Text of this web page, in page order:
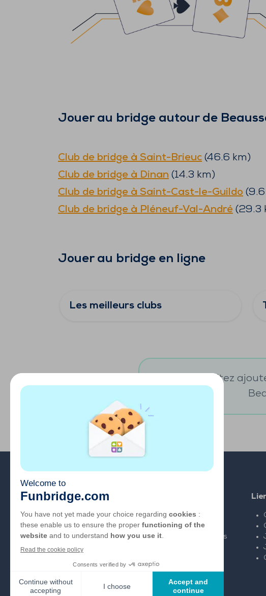
Jouer au bridge autour de
Club de bridge à Saint-Brieuc (46.6 km)
Club de bridge à Dinan (14.3 km)
Club de bridge à Saint-Cast-le-Guildo (9.6
Club de bridge à Pléneuf-Val-André (29.3
Jouer au bridge en ligne
Les meilleurs clubs
Vous souhaitez
FAQ
Emploi
Liens partenaires